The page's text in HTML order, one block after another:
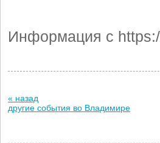
Информация с
« назад
другие события во Владимире